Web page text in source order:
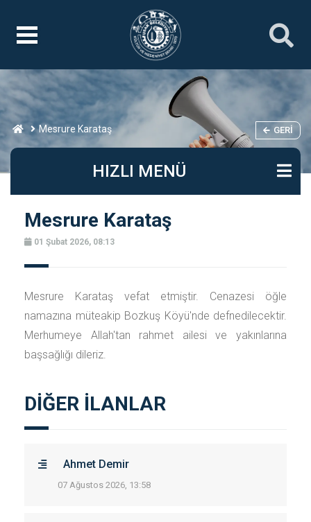
Mesrure Karataş GERI
HIZLI MENÜ
Mesrure Karataş
01 Şubat 2026, 08:13
Mesrure Karataş vefat etmiştir. Cenazesi öğle
namazına müteakip Bozkuş Köyü'nde defnedilecektir.
Merhumeye Allah'tan rahmet ailesi ve yakınlarına
başsağlığı dileriz.
DİĞER İLANLAR
Ahmet Demir
07 Ağustos 2026, 13:58